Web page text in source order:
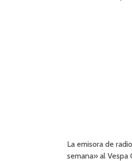
La emisora de radio
semana» al